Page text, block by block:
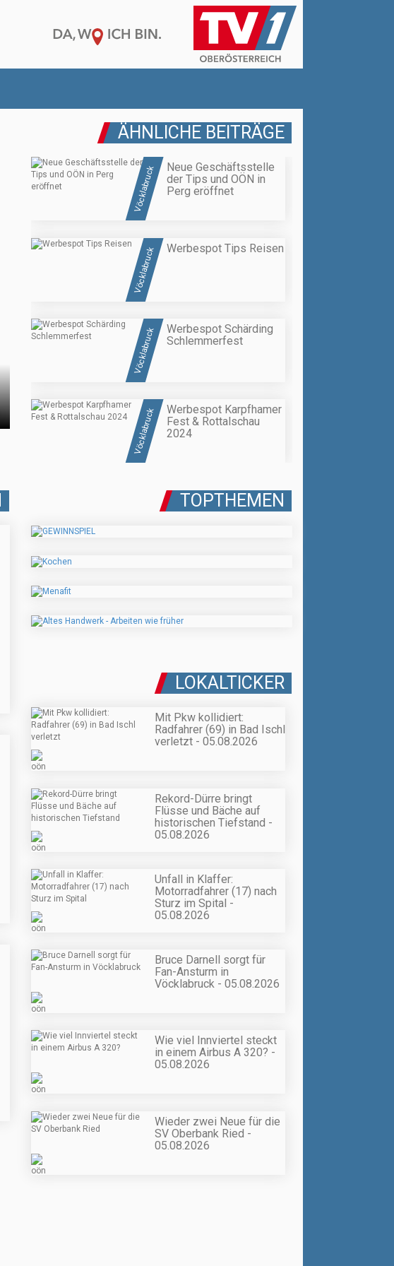
ÄHNLICHE BEITRÄGE
Vöcklabruck
Neue Geschäftsstelle
der Tips und OÖN in
Perg eröffnet
Vöcklabruck Werbespot Tips Reisen
Vöcklabruck
Werbespot Schärding
Schlemmerfest
Vöcklabruck
Werbespot Karpfhamer
Fest & Rottalschau
2024
TOPTHEMEN
LOKALTICKER
Mit Pkw kollidiert:
Radfahrer (69) in Bad Ischl
verletzt - 05.08.2026
Rekord-Dürre bringt
Flüsse und Bäche auf
historischen Tiefstand -
05.08.2026
Unfall in Klaffer:
Motorradfahrer (17) nach
Sturz im Spital -
05.08.2026
Bruce Darnell sorgt für
Fan-Ansturm in
Vöcklabruck - 05.08.2026
Wie viel Innviertel steckt
in einem Airbus A 320? -
05.08.2026
Wieder zwei Neue für die
SV Oberbank Ried -
05.08.2026